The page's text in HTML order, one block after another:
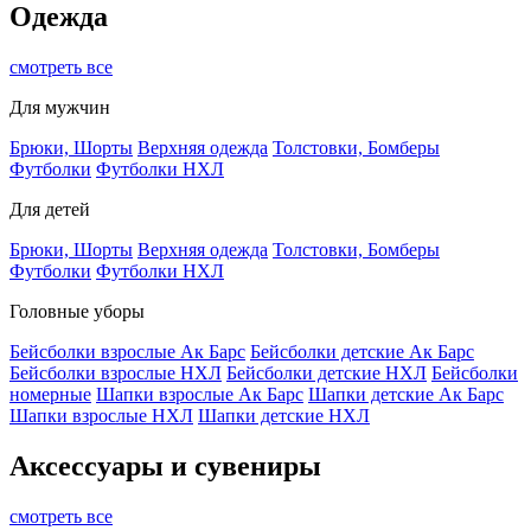
Одежда
смотреть все
Для мужчин
Брюки, Шорты Верхняя одежда Толстовки, Бомберы
Футболки Футболки НХЛ
Для детей
Брюки, Шорты Верхняя одежда Толстовки, Бомберы
Футболки Футболки НХЛ
Головные уборы
Бейсболки взрослые Ак Барс Бейсболки детские Ак Барс
Бейсболки взрослые НХЛ Бейсболки детские НХЛ Бейсболки
номерные Шапки взрослые Ак Барс Шапки детские Ак Барс
Шапки взрослые НХЛ Шапки детские НХЛ
Аксессуары и сувениры
смотреть все